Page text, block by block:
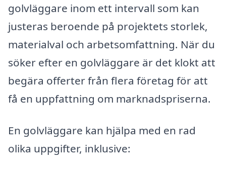
golvläggare inom ett intervall som kan
justeras beroende på projektets storlek,
materialval och arbetsomfattning. När du
söker efter en golvläggare är det klokt att
begära offerter från flera företag för att
få en uppfattning om marknadspriserna.
En golvläggare kan hjälpa med en rad
olika uppgifter, inklusive: